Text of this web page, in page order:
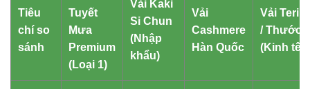
Tiêu
chí so
sánh
Tuyết
Mưa
Premium
(Loại 1)
Vải Kaki
Si Chun
(Nhập
khẩu)
Vải
Cashmere
Hàn Quốc
Vải Terin
/ Thước
(Kinh tế)